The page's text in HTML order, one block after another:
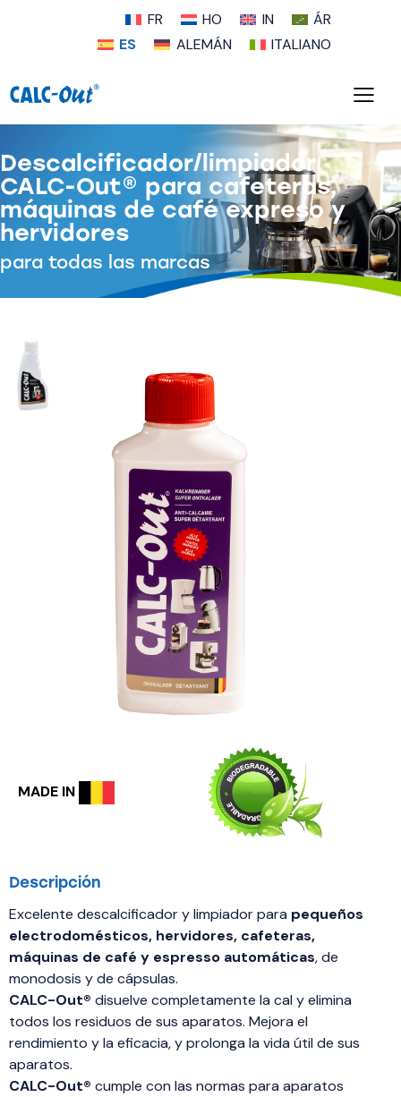
FR HO IN
ÁR
ES
ALEMÁN ITALIANO
Descalcificador/limpiador
CALC-Out® para cafeteras,
máquinas de café expreso y
hervidores
para todas las marcas
MADE IN
Descripción
Excelente descalcificador y limpiador para pequeños
electrodomésticos, hervidores, cafeteras,
máquinas de café y espresso automáticas, de
monodosis y de cápsulas.
CALC-Out® disuelve completamente la cal y elimina
todos los residuos de sus aparatos. Mejora el
rendimiento y la eficacia, y prolonga la vida útil de sus
aparatos.
CALC-Out® cumple con las normas para aparatos